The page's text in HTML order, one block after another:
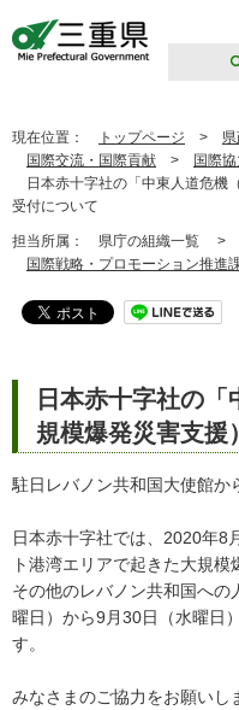
現在位置： トップページ >
国際交流・国際貢献 > 国際協
日本赤十字社の「中東人道危機
受付について
担当所属： 県庁の組織一覧 >
国際戦略・プロモーション推進
日本赤十字社の
規模爆発災害支援
駐日レバノン共和国大使館か
日本赤十字社では、2020年8
ト港湾エリアで起きた大規
その他のレバノン共和国へ
曜日）から9月30日（水曜日
す。
みなさまのご協力をお願いし